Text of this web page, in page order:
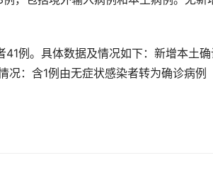
例。具体数据及情况如下：新增本土
况：含1例由无症状感染者转为确诊病例